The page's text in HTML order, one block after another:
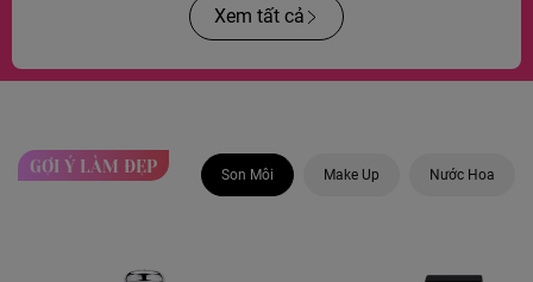
Xem tất cả
GỢI Ý LÀM ĐẸP Son Môi Make Up Nước Hoa